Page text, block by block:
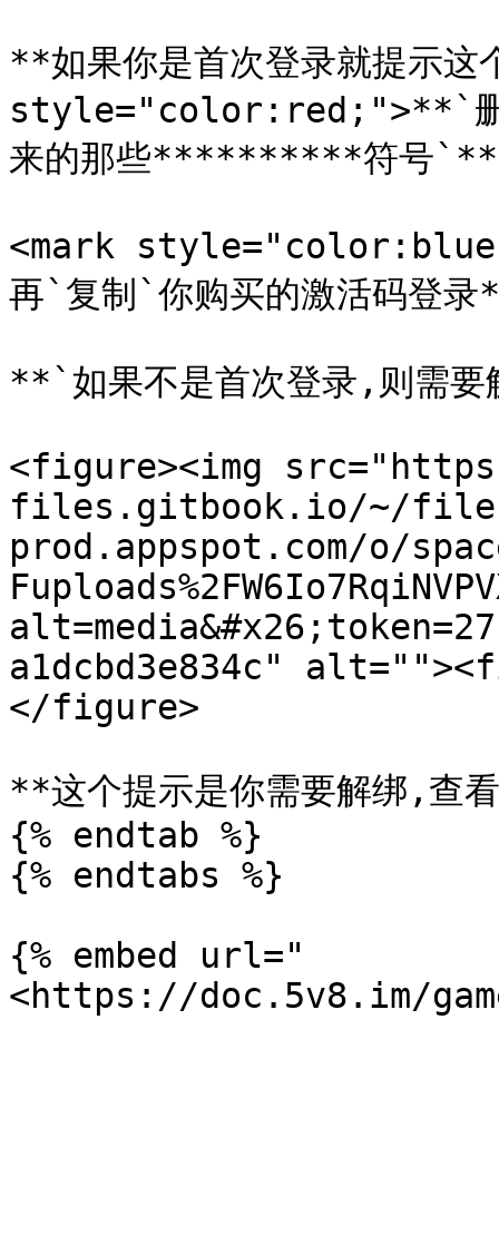
**如果你是首次登录就提示
style="color:red;">**`删
来的那些**********符号`**
<mark
再`复制`你购买的激活码登
**`如果不是首次登录,则需
<figure><img
files.gitbook.io/~/
prod.appspot.com/o/
a1dcbd3e834c"
</figure>
**这个提示是你需要解绑,查
{% endtab %}
{% endtabs %}
{% embed url="